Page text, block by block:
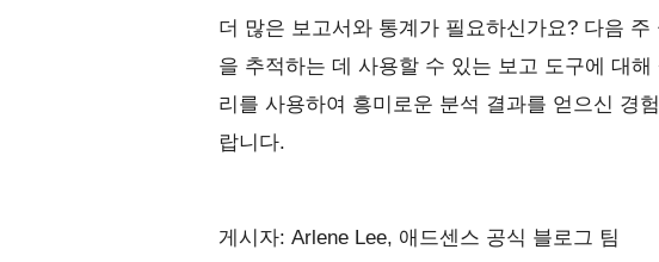
더 많은 보고서와 통계가 필요하신가요? 다음
을 추적하는 데 사용할 수 있는 보고 도구에 대
리를 사용하여 흥미로운 분석 결과를 얻으신 경
랍니다.
게시자: Arlene Lee, 애드센스 공식 블로그 팀